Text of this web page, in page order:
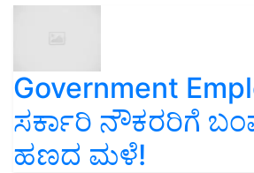
Government
ಸರ್ಕಾರಿ ನೌಕರರಿಗೆ
ಹಣದ ಮಳೆ!